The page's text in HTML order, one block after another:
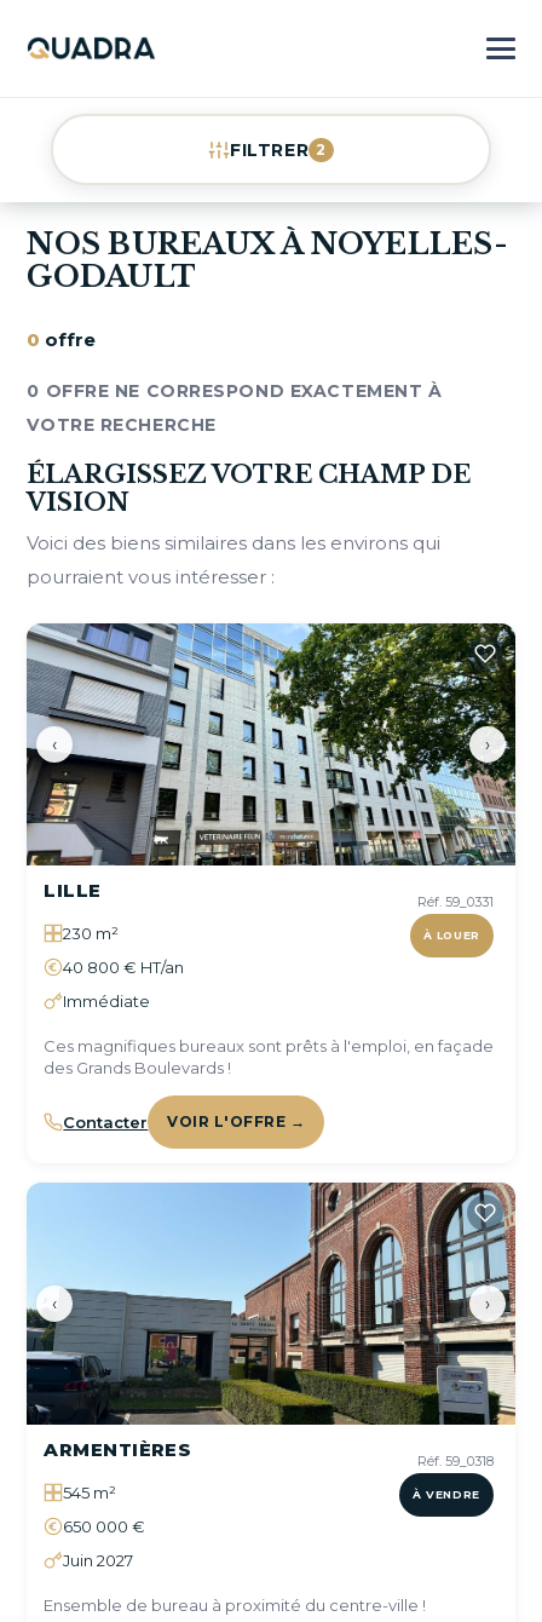
FILTRER 2
NOS BUREAUX À NOYELLES-
GODAULT
0 offre
0 OFFRE NE CORRESPOND EXACTEMENT À
VOTRE RECHERCHE
ÉLARGISSEZ VOTRE CHAMP DE
VISION
Voici des biens similaires dans les environs qui
pourraient vous intéresser :
‹ ›
Réf. 59_0331
À LOUER
LILLE
230 m²
40 800 € HT/an
Immédiate
Ces magnifiques bureaux sont prêts à l'emploi, en façade
des Grands Boulevards !
Contacter VOIR L'OFFRE →
‹ ›
Réf. 59_0318
À VENDRE
ARMENTIÈRES
545 m²
650 000 €
Juin 2027
Ensemble de bureau à proximité du centre-ville !